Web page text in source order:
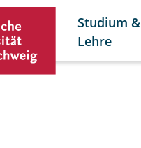
Studium &
Lehre